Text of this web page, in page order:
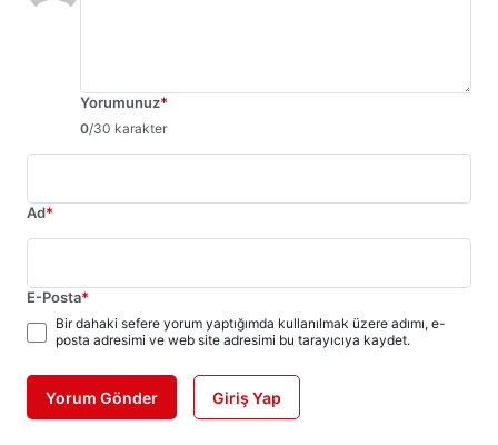
Yorumunuz*
0/30 karakter
Ad*
E-Posta*
Bir dahaki sefere yorum yaptığımda kullanılmak üzere adımı, e-
posta adresimi ve web site adresimi bu tarayıcıya kaydet.
Yorum Gönder Giriş Yap